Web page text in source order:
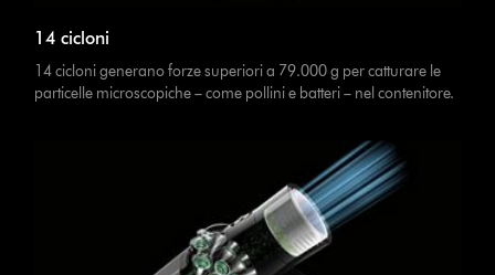
14 cicloni
14 cicloni generano forze superiori a 79.000 g per catturare le
particelle microscopiche – come pollini e batteri – nel contenitore.